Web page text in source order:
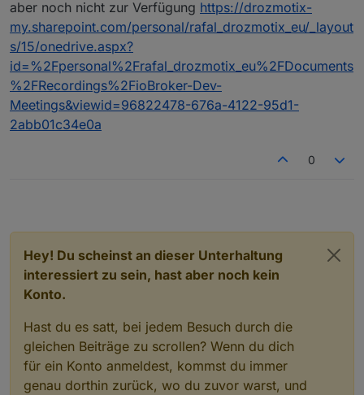
Roles und TypeDetector - "Welche neuen Rollen
und ggf. Gerätetypen haben wir eingeführt?"
(Apollon77)
Info & Austausch Device Management (Alle,
Bluefox)
Brainstorming AI in Admin (Bluefox)
Austausch AI (Alle)
aber noch nicht zur Verfügung https://drozmotix-
my.sharepoint.com/personal/rafal_drozmotix_eu/_layout
s/15/onedrive.aspx?
id=%2Fpersonal%2Frafal_drozmotix_eu%2FDocuments
%2FRecordings%2FioBroker-Dev-
Meetings&viewid=96822478-676a-4122-95d1-
2abb01c34e0a
0
Hey! Du scheinst an dieser Unterhaltung
interessiert zu sein, hast aber noch kein
Konto.
Hast du es satt, bei jedem Besuch durch die
gleichen Beiträge zu scrollen? Wenn du dich
für ein Konto anmeldest, kommst du immer
genau dorthin zurück, wo du zuvor warst, und